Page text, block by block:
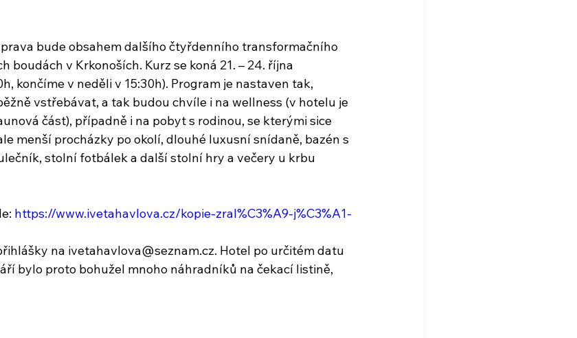
bude obsahem dalšího čtyřdenního transformačního
boudách v Krkonoších. Kurz se koná 21. – 24. října
končíme v neděli v 15:30h). Program je nastaven tak,
vstřebávat, a tak budou chvíle i na wellness (v hotelu je
část), případně i na pobyt s rodinou, se kterými sice
menší procházky po okolí, dlouhé luxusní snídaně, bazén s
stolní fotbálek a další stolní hry a večery u krbu
https://www.ivetahavlova.cz/kopie-zral%C3%A9-j%C3%A1-
na ivetahavlova@seznam.cz. Hotel po určitém datu
bylo proto bohužel mnoho náhradníků na čekací listině,